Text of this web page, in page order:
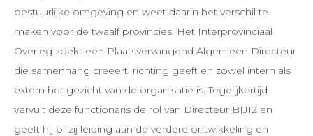
bestuurlijke omgeving en weet daarin het verschil te
maken voor de twaalf provincies. Het Interprovinciaal
Overleg zoekt een Plaatsvervangend Algemeen Directeur
die samenhang creëert, richting geeft en zowel intern als
extern het gezicht van de organisatie is. Tegelijkertijd
vervult deze functionaris de rol van Directeur BIJ12 en
geeft hij of zij leiding aan de verdere ontwikkeling en